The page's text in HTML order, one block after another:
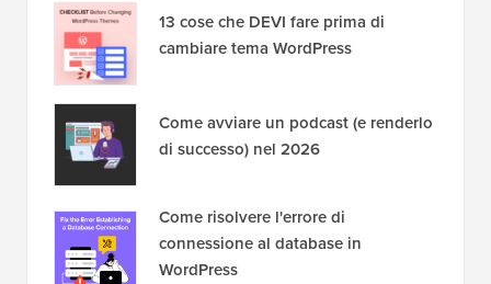
13 cose che DEVI fare prima di
cambiare tema WordPress
Come avviare un podcast (e renderlo
di successo) nel 2026
Come risolvere l'errore di
connessione al database in
WordPress